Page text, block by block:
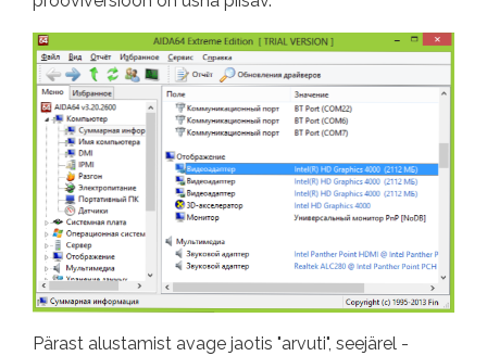
Pärast alustamist avage jaotis "arvuti", seejärel -